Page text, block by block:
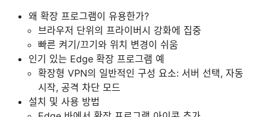
왜 확장 프로그램이 유용한가?
브라우저 단위의 프라이버시 강화에 집중
빠른 켜기/끄기와 위치 변경이 쉬움
인기 있는 Edge 확장 프로그램 예
확장형 VPN의 일반적인 구성 요소: 서버 선택, 자동
시작, 공격 차단 모드
설치 및 사용 방법